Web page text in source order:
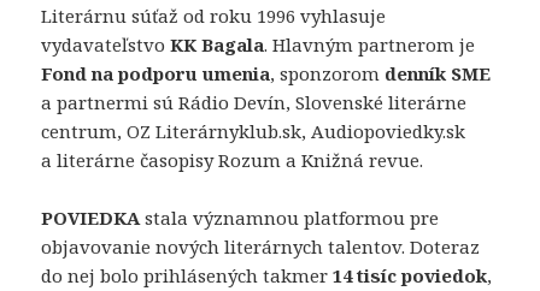
Literárnu súťaž od roku 1996 vyhlasuje
vydavateľstvoKK Bagala. Hlavným partnerom je
Fond na podporu umenia, sponzorom denník SME
a partnermi sú Rádio Devín, Slovenské literárne
centrum, OZ Literárnyklub.sk, Audiopoviedky.sk
a literárne časopisy Rozum a Knižná revue.
POVIEDKAstala významnou platformou pre
objavovanie nových literárnych talentov. Doteraz
do nej bolo prihlásených takmer14 tisíc poviedok,